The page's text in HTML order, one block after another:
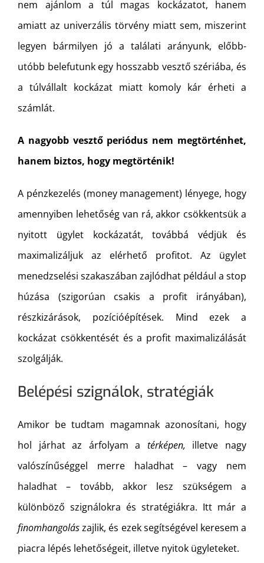
nem ajánlom a túl magas kockázatot, hanem
amiatt az univerzális törvény miatt sem, miszerint
legyen bármilyen jó a találati arányunk, előbb-
utóbb belefutunk egy hosszabb vesztő szériába, és
a túlvállalt kockázat miatt komoly kár érheti a
számlát.
A nagyobb vesztő periódus nem megtörténhet,
hanem biztos, hogy megtörténik!
A pénzkezelés (money management) lényege, hogy
amennyiben lehetőség van rá, akkor csökkentsük a
nyitott ügylet kockázatát, továbbá védjük és
maximalizáljuk az elérhető profitot. Az ügylet
menedzselési szakaszában zajlódhat például a stop
húzása (szigorúan csakis a profit irányában),
részkizárások, pozícióépítések. Mind ezek a
kockázat csökkentését és a profit maximalizálását
szolgálják.
Belépési szignálok, stratégiák
Amikor be tudtam magamnak azonosítani, hogy
hol járhat az árfolyam a térképen, illetve nagy
valószínűséggel merre haladhat – vagy nem
haladhat – tovább, akkor lesz szükségem a
különböző szignálokra és stratégiákra. Itt már a
finomhangolászajlik, és ezek segítségével keresem a
piacra lépés lehetőségeit, illetve nyitok ügyleteket.